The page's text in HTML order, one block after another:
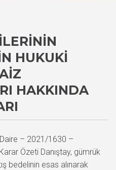
HUKUKI
HAKKINDA
– 2021/1630 –
Karar Özeti Danıştay, gümrük
bedelinin esas alınarak